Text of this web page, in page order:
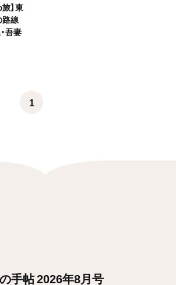
】東
路線
吾妻
1
手帖 2026年8月号